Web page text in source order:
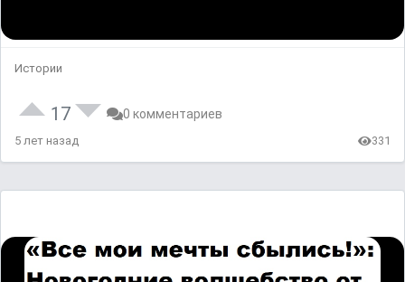
Истории
17 0 комментариев
5 лет назад 331